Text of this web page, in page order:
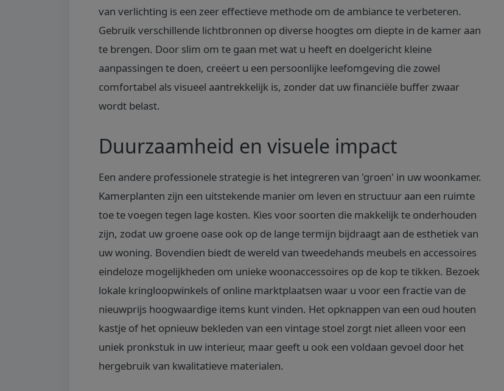
van verlichting is een zeer effectieve methode om de ambiance te verbeteren.
Gebruik verschillende lichtbronnen op diverse hoogtes om diepte in de kamer aan
te brengen. Door slim om te gaan met wat u heeft en doelgericht kleine
aanpassingen te doen, creëert u een persoonlijke leefomgeving die zowel
comfortabel als visueel aantrekkelijk is, zonder dat uw financiële buffer zwaar
wordt belast.
Duurzaamheid en visuele impact
Een andere professionele strategie is het integreren van 'groen' in uw woonkamer.
Kamerplanten zijn een uitstekende manier om leven en structuur aan een ruimte
toe te voegen tegen lage kosten. Kies voor soorten die makkelijk te onderhouden
zijn, zodat uw groene oase ook op de lange termijn bijdraagt aan de esthetiek van
uw woning. Bovendien biedt de wereld van tweedehands meubels en accessoires
eindeloze mogelijkheden om unieke woonaccessoires op de kop te tikken. Bezoek
lokale kringloopwinkels of online marktplaatsen waar u voor een fractie van de
nieuwprijs hoogwaardige items kunt vinden. Het opknappen van een oud houten
kastje of het opnieuw bekleden van een vintage stoel zorgt niet alleen voor een
uniek pronkstuk in uw interieur, maar geeft u ook een voldaan gevoel door het
hergebruik van kwalitatieve materialen.